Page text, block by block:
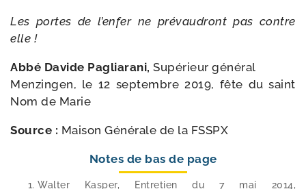
Les portes de l’enfer ne pré­vau­dront pas contre
elle !
Abbé Davide Pagliarani, Supérieur général
Menzingen, le 12 sep­tembre 2019, fête du saint
Nom de Marie
Source : Maison Générale de la FSSPX
Notes de bas de page
Walter Kasper, Entretien du 7 mai 2014,